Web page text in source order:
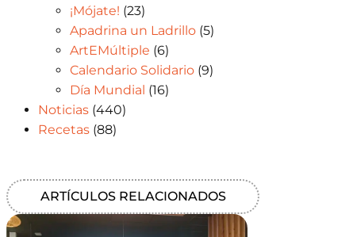
¡Mójate! (23)
Apadrina un Ladrillo(5)
ArtEMúltiple (6)
Calendario Solidario(9)
Día Mundial (16)
Noticias(440)
Recetas(88)
ARTÍCULOS RELACIONADOS